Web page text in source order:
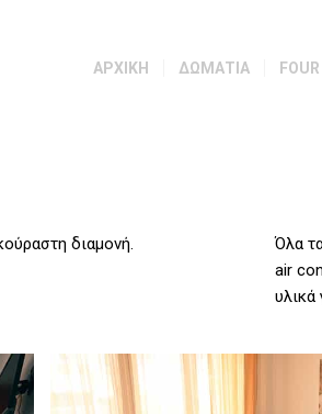
ΑΡΧΙΚΗ ΔΩΜΑΤΙΑ
διαμονή.
Όλα
air